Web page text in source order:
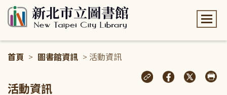
首頁 > 圖書館資訊 > 活動資訊
活動資訊